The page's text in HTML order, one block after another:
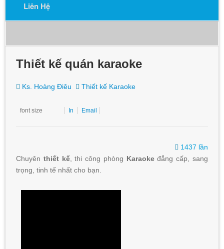
Liên Hệ
Thiết kế quán karaoke
Ks. Hoàng Điêu Thiết kế Karaoke
font size In Email
1437 lần
Chuyên thiết kế, thi công phòng Karaokeđẳng cấp, sang
trọng, tinh tế nhất cho bạn.